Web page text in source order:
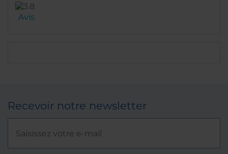
Avis
Recevoir notre newsletter